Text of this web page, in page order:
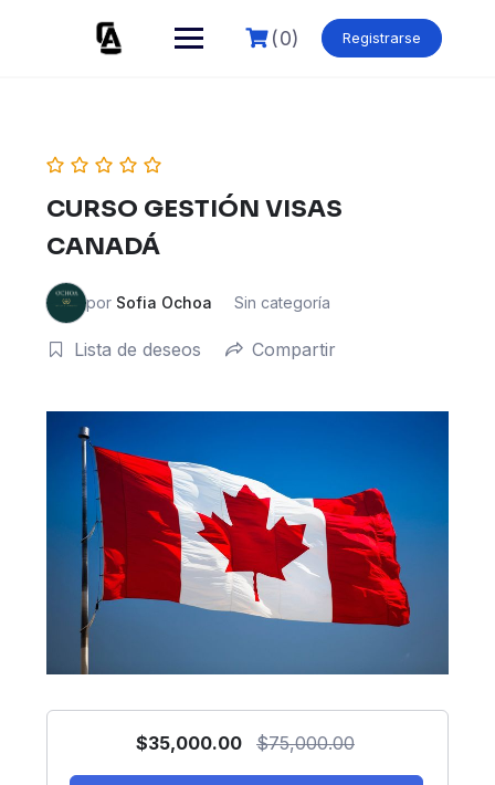
(0) Registrarse
CURSO GESTIÓN VISAS
CANADÁ
por Sofia Ochoa Sin categoría
Lista de deseos Compartir
$35,000.00 $75,000.00